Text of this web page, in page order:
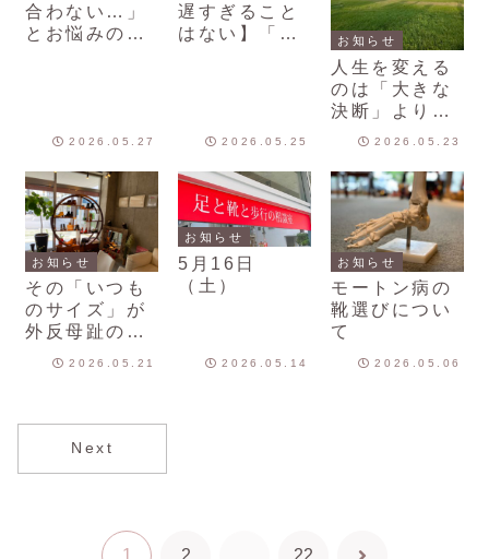
合わない…」
とお悩みの方
い！ 2026.05.27
遅すぎること
はない】「運
入れる方法
2026.05.25
お知らせ
人生を変える
のは「大きな
決断」よりも
「毎日の歩き
2026.05.23
お知らせ
その「いつも
のサイズ」が
外反母趾の原
因かも？靴選
「足のサイ
ズ」の真実
2026.05.21
お知らせ
5月16日
（土）
2026.05.14
お知らせ
モートン病の
靴選びについ
て
2026.05.06
Next
1 2 22